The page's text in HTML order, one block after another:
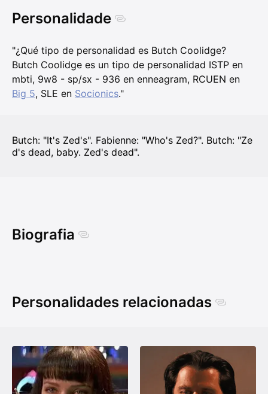
Personalidade
"¿Qué tipo de personalidad es Butch Coolidge?
Butch Coolidge es un tipo de personalidad ISTP en
mbti, 9w8 - sp/sx - 936 en enneagram, RCUEN en
Big 5, SLE en Socionics."
Butch: "It's Zed's". Fabienne: "Who's Zed?". Butch: "Ze
d's dead, baby. Zed's dead".
Biografia
Personalidades relacionadas